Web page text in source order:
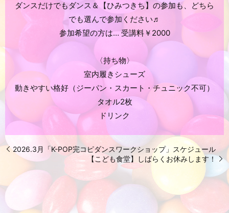
ダンスだけでもダンス＆【ひみつきち】の参加も、どちら
でも選んで参加ください♬
参加希望の方は… 受講料￥2000
〈持ち物〉
室内履きシューズ
動きやすい格好（ジーパン・スカート・チュニック不可）
タオル2枚
ドリンク
2026.3月「K-POP完コピダンスワークショップ」スケジュール
【こども食堂】しばらくお休みします！